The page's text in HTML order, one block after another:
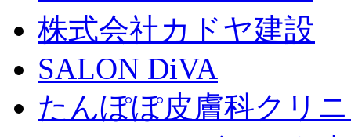
株式会社カドヤ建設
SALON DiVA
たんぽぽ皮膚科クリ